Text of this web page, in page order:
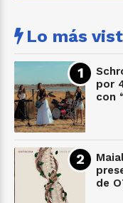
Lo más
por
con
de